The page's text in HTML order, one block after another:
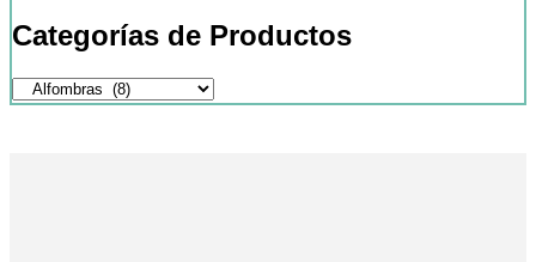
Categorías de Productos